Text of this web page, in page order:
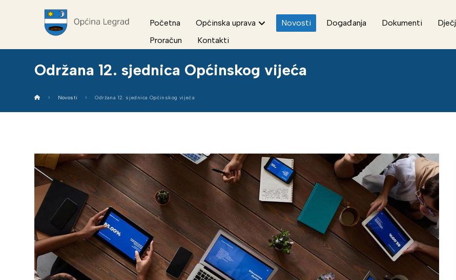
Početna Općinska uprava Novosti Događanja Dokumenti
Proračun
Kontakti
Održana 12. sjednica Općinskog vijeća
Novosti Održana 12. sjednica Općinskog vijeća